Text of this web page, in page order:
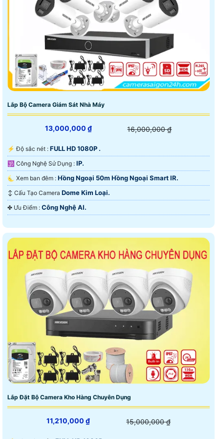
Lắp Bộ Camera Giám Sát Nhà Máy
13,000,000 ₫ 16,000,000 ₫
️⚡ Độ sắc nét : FULL HD 1080P .
🕉️ Công Nghệ Sử Dụng : IP.
🌜 Xem ban đêm : Hồng Ngoại 50m Hồng Ngoại Smart IR.
↕️ Cấu Tạo Camera Dome Kim Loại.
️✤ Ưu Điểm : Công Nghệ AI.
Lắp Đặt Bộ Camera Kho Hàng Chuyên Dụng
11,210,000 ₫ 15,000,000 ₫